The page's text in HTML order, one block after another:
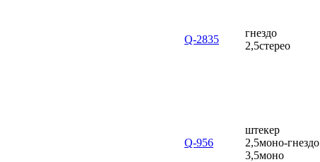
Q-2835
гнездо
2,5стерео
Q-956
штекер
2,5моно-гнездо
3,5моно